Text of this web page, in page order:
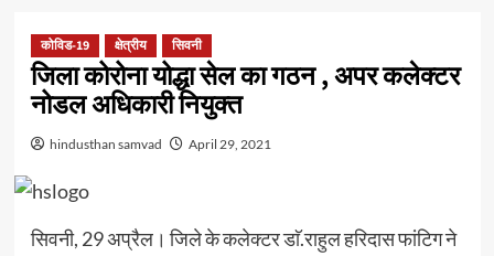
कोविड-19 क्षेत्रीय सिवनी
जिला कोरोना योद्धा सेल का गठन , अपर कलेक्टर
नोडल अधिकारी नियुक्त
hindusthan samvad April 29, 2021
सिवनी, 29 अप्रैल। जिले के कलेक्टर डाॅ.राहुल हरिदास फांटिग ने